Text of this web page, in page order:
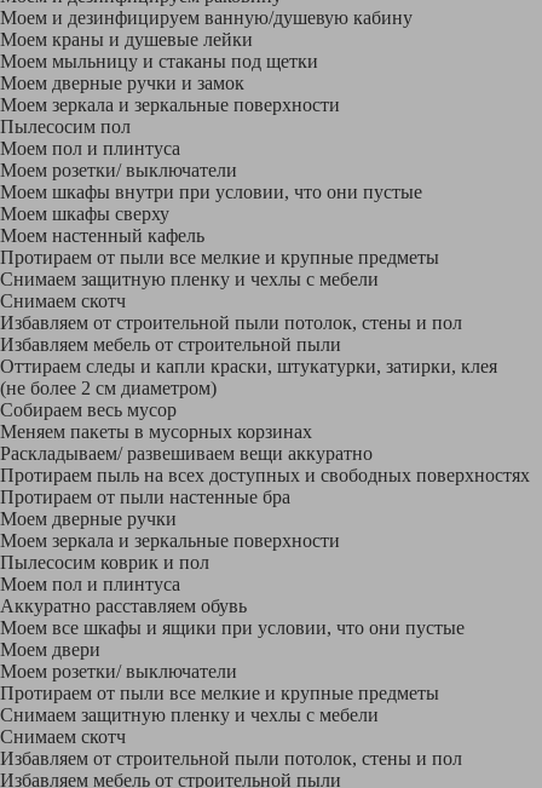
Моем и дезинфицируем ванную/душевую кабину
Моем краны и душевые лейки
Моем мыльницу и стаканы под щетки
Моем дверные ручки и замок
Моем зеркала и зеркальные поверхности
Пылесосим пол
Моем пол и плинтуса
Моем розетки/ выключатели
Моем шкафы внутри при условии, что они пустые
Моем шкафы сверху
Моем настенный кафель
Протираем от пыли все мелкие и крупные предметы
Снимаем защитную пленку и чехлы с мебели
Снимаем скотч
Избавляем от строительной пыли потолок, стены и пол
Избавляем мебель от строительной пыли
Оттираем следы и капли краски, штукатурки, затирки, клея
(не более 2 см диаметром)
Собираем весь мусор
Меняем пакеты в мусорных корзинах
Раскладываем/ развешиваем вещи аккуратно
Протираем пыль на всех доступных и свободных поверхностях
Протираем от пыли настенные бра
Моем дверные ручки
Моем зеркала и зеркальные поверхности
Пылесосим коврик и пол
Моем пол и плинтуса
Аккуратно расставляем обувь
Моем все шкафы и ящики при условии, что они пустые
Моем двери
Моем розетки/ выключатели
Протираем от пыли все мелкие и крупные предметы
Снимаем защитную пленку и чехлы с мебели
Снимаем скотч
Избавляем от строительной пыли потолок, стены и пол
Избавляем мебель от строительной пыли